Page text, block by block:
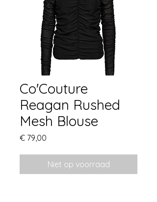
Co'Couture
Reagan Rushed
Mesh Blouse
€ 79,00
Niet op voorraad